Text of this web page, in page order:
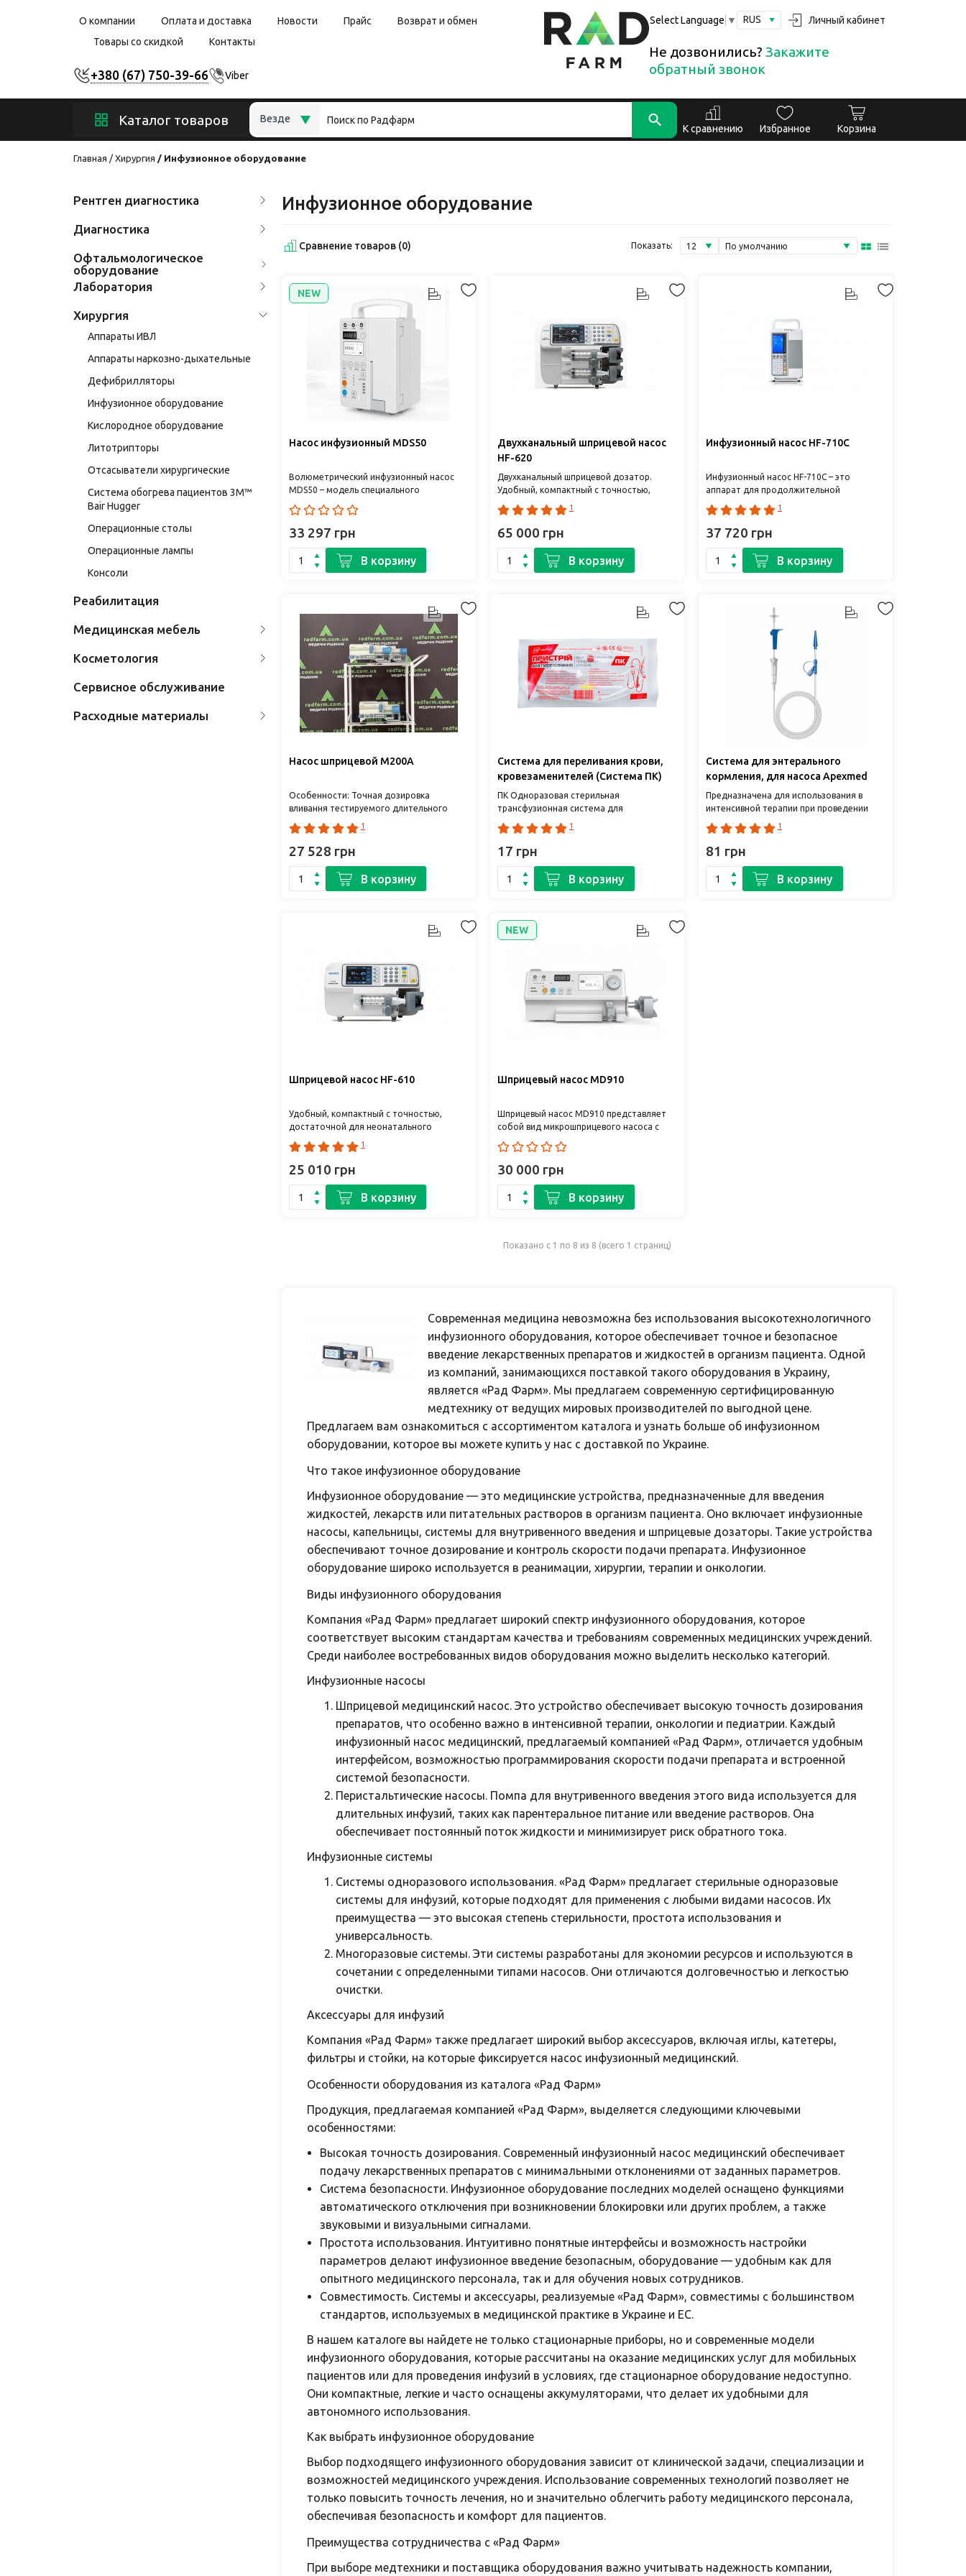
О компании Оплата и доставка Новости Прайс
Возврат и обмен
Товары со скидкой
Контакты
+380 (67) 750-39-66 Viber
Select Language ▼ RUS Личный кабинет
Не дозвонились? Закажите
обратный звонок
Каталог товаров
Везде
К сравнению
Избранное Корзина
Главная Хирургия Инфузионное оборудование
Рентген диагностика
Диагностика
Офтальмологическое
оборудование
Лаборатория
Хирургия
Аппараты ИВЛ
Аппараты наркозно-дыхательные
Дефибрилляторы
Инфузионное оборудование
Кислородное оборудование
Литотрипторы
Отсасыватели хирургические
Система обогрева пациентов 3M™
Bair Hugger
Операционные столы
Операционные лампы
Консоли
Реабилитация
Медицинская мебель
Косметология
Сервисное обслуживание
Расходные материалы
Инфузионное оборудование
Сравнение товаров (0) Показать:
NEW
Насос инфузионный MDS50
Волюметрический инфузионный насос
MDS50 – модель специального
медицинского прибора,
предназначенного для
контролированного, ..
33 297 грн
В корзину
Двухканальный шприцевой насос
HF-620
Двухканальный шприцевой дозатор.
Удобный, компактный с точностью,
достаточной для неонатального
применения. Функция быстрого запус..
1
65 000 грн
В корзину
Инфузионный насос HF-710C
Инфузионный насос HF-710C – это
аппарат для продолжительной
дозированной инъекции растворов
лекарственных препаратов. Н..
1
37 720 грн
В корзину
Насос шприцевой M200A
Особенности: Точная дозировка
вливання тестируемого длительного
времени. Насос имеет звуковую и
визуальную системы сигналов ..
1
27 528 грн
В корзину
Система для переливания крови,
кровезаменителей (Система ПК)
Medplast
ПК Одноразовая стерильная
трансфузионная система для
переливания крови, кровезаменителей
Устройство предназначено для вливания
кр..
1
17 грн
В корзину
Система для энтерального
кормления, для насоса Apexmed
Предназначена для использования в
интенсивной терапии при проведении
зондовой энтеральной питательной
поддержки. Может применя..
1
81 грн
В корзину
Шприцевой насос HF-610
Удобный, компактный с точностью,
достаточной для неонатального
применения. Функция быстрого запуска,
интуитивно понятная клавиатур..
1
25 010 грн
В корзину
NEW
Шприцевый насос MD910
Шприцевый насос MD910 представляет
собой вид микрошприцевого насоса с
определенной скоростью и постоянным
объемом. Благодаря точно..
30 000 грн
В корзину
Показано с 1 по 8 из 8 (всего 1 страниц)
Современная медицина невозможна без использования высокотехнологичного
инфузионного оборудования, которое обеспечивает точное и безопасное
введение лекарственных препаратов и жидкостей в организм пациента. Одной
из компаний, занимающихся поставкой такого оборудования в Украину,
является «Рад Фарм». Мы предлагаем современную сертифицированную
медтехнику от ведущих мировых производителей по выгодной цене.
Предлагаем вам ознакомиться с ассортиментом каталога и узнать больше об инфузионном
оборудовании, которое вы можете купить у нас с доставкой по Украине.
Что такое инфузионное оборудование
Инфузионное оборудование — это медицинские устройства, предназначенные для введения
жидкостей, лекарств или питательных растворов в организм пациента. Оно включает инфузионные
насосы, капельницы, системы для внутривенного введения и шприцевые дозаторы. Такие устройства
обеспечивают точное дозирование и контроль скорости подачи препарата. Инфузионное
оборудование широко используется в реанимации, хирургии, терапии и онкологии.
Виды инфузионного оборудования
Компания «Рад Фарм» предлагает широкий спектр инфузионного оборудования, которое
соответствует высоким стандартам качества и требованиям современных медицинских учреждений.
Среди наиболее востребованных видов оборудования можно выделить несколько категорий.
Инфузионные насосы
Шприцевой медицинский насос. Это устройство обеспечивает высокую точность дозирования
препаратов, что особенно важно в интенсивной терапии, онкологии и педиатрии. Каждый
инфузионный насос медицинский, предлагаемый компанией «Рад Фарм», отличается удобным
интерфейсом, возможностью программирования скорости подачи препарата и встроенной
системой безопасности.
Перистальтические насосы. Помпа для внутривенного введения этого вида используется для
длительных инфузий, таких как парентеральное питание или введение растворов. Она
обеспечивает постоянный поток жидкости и минимизирует риск обратного тока.
Инфузионные системы
Системы одноразового использования. «Рад Фарм» предлагает стерильные одноразовые
системы для инфузий, которые подходят для применения с любыми видами насосов. Их
преимущества — это высокая степень стерильности, простота использования и
универсальность.
Многоразовые системы. Эти системы разработаны для экономии ресурсов и используются в
сочетании с определенными типами насосов. Они отличаются долговечностью и легкостью
очистки.
Аксессуары для инфузий
Компания «Рад Фарм» также предлагает широкий выбор аксессуаров, включая иглы, катетеры,
фильтры и стойки, на которые фиксируется насос инфузионный медицинский.
Особенности оборудования из каталога «Рад Фарм»
Продукция, предлагаемая компанией «Рад Фарм», выделяется следующими ключевыми
особенностями:
Высокая точность дозирования. Современный инфузионный насос медицинский обеспечивает
подачу лекарственных препаратов с минимальными отклонениями от заданных параметров.
Система безопасности. Инфузионное оборудование последних моделей оснащено функциями
автоматического отключения при возникновении блокировки или других проблем, а также
звуковыми и визуальными сигналами.
Простота использования. Интуитивно понятные интерфейсы и возможность настройки
параметров делают инфузионное введение безопасным, оборудование — удобным как для
опытного медицинского персонала, так и для обучения новых сотрудников.
Совместимость. Системы и аксессуары, реализуемые «Рад Фарм», совместимы с большинством
стандартов, используемых в медицинской практике в Украине и ЕС.
В нашем каталоге вы найдете не только стационарные приборы, но и современные модели
инфузионного оборудования, которые рассчитаны на оказание медицинских услуг для мобильных
пациентов или для проведения инфузий в условиях, где стационарное оборудование недоступно.
Они компактные, легкие и часто оснащены аккумуляторами, что делает их удобными для
автономного использования.
Как выбрать инфузионное оборудование
Выбор подходящего инфузионного оборудования зависит от клинической задачи, специализации и
возможностей медицинского учреждения. Использование современных технологий позволяет не
только повысить точность лечения, но и значительно облегчить работу медицинского персонала,
обеспечивая безопасность и комфорт для пациентов.
Преимущества сотрудничества с «Рад Фарм»
При выборе медтехники и поставщика оборудования важно учитывать надежность компании,